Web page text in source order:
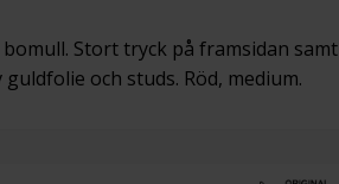
Stort tryck på framsidan samt
och studs. Röd, medium.